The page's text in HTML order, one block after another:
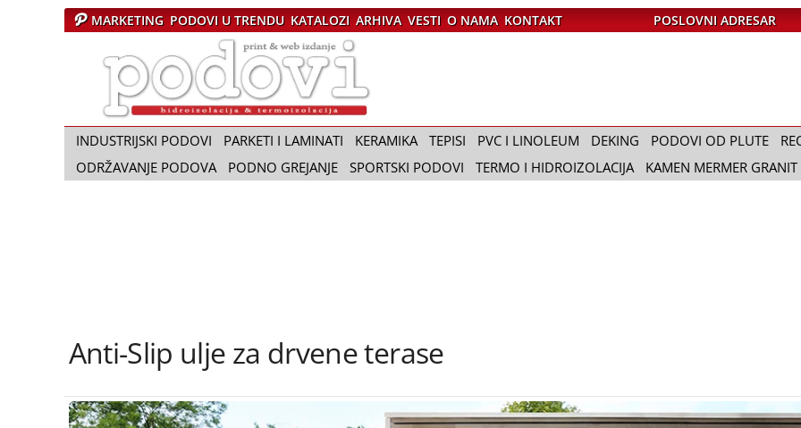
MARKETING PODOVI U TRENDU KATALOZI ARHIVA VESTI O NAMA KONTAKT POSLOVNI ADRESAR
a
p
i
P
INDUSTRIJSKI PODOVI PARKETI I LAMINATI KERAMIKA TEPISI PVC I LINOLEUM DEKING PODOVI OD PLUTE
ODRŽAVANJE PODOVA
PODNO GREJANJE SPORTSKI PODOVI TERMO I HIDROIZOLACIJA KAMEN MERMER GRANIT
Anti-Slip ulje za drvene terase